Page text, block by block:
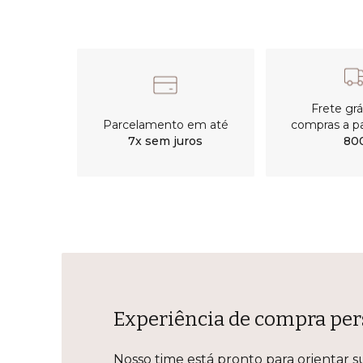
Parcelamento em até
7x sem juros
Frete
compras a
Experiência de compra
Nosso time está pronto para orientar